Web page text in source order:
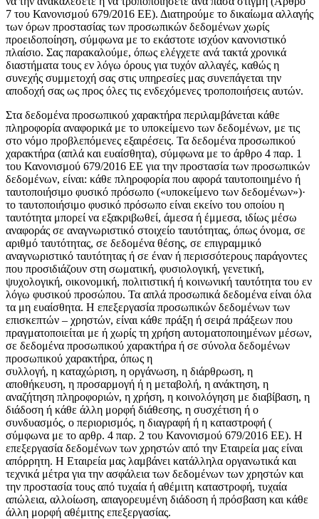
7 του Κανονισμού 679/2016 ΕΕ). Διατηρούμε το δικαίωμα αλλαγής
των όρων προστασίας των προσωπικών δεδομένων χωρίς
προειδοποίηση, σύμφωνα με το εκάστοτε ισχύον κανονιστικό
πλαίσιο. Σας παρακαλούμε, όπως ελέγχετε ανά τακτά χρονικά
διαστήματα τους εν λόγω όρους για τυχόν αλλαγές, καθώς η
συνεχής συμμετοχή σας στις υπηρεσίες μας συνεπάγεται την
αποδοχή σας ως προς όλες τις ενδεχόμενες τροποποιήσεις αυτών.
Στα δεδομένα προσωπικού χαρακτήρα περιλαμβάνεται κάθε
πληροφορία αναφορικά με το υποκείμενο των δεδομένων, με τις
στο νόμο προβλεπόμενες εξαιρέσεις. Τα δεδομένα προσωπικού
χαρακτήρα (απλά και ευαίσθητα), σύμφωνα με το άρθρο 4 παρ. 1
του Κανονισμού 679/2016 ΕΕ για την προστασία των προσωπικών
δεδομένων, είναι: κάθε πληροφορία που αφορά ταυτοποιημένο ή
ταυτοποιήσιμο φυσικό πρόσωπο («υποκείμενο των δεδομένων»)·
το ταυτοποιήσιμο φυσικό πρόσωπο είναι εκείνο του οποίου η
ταυτότητα μπορεί να εξακριβωθεί, άμεσα ή έμμεσα, ιδίως μέσω
αναφοράς σε αναγνωριστικό στοιχείο ταυτότητας, όπως όνομα, σε
αριθμό ταυτότητας, σε δεδομένα θέσης, σε επιγραμμικό
αναγνωριστικό ταυτότητας ή σε έναν ή περισσότερους παράγοντες
που προσιδιάζουν στη σωματική, φυσιολογική, γενετική,
ψυχολογική, οικονομική, πολιτιστική ή κοινωνική ταυτότητα του εν
λόγω φυσικού προσώπου. Τα απλά προσωπικά δεδομένα είναι όλα
τα μη ευαίσθητα. Η επεξεργασία προσωπικών δεδομένων των
επισκεπτών – χρηστών, είναι κάθε πράξη ή σειρά πράξεων που
πραγματοποιείται με ή χωρίς τη χρήση αυτοματοποιημένων μέσων,
σε δεδομένα προσωπικού χαρακτήρα ή σε σύνολα δεδομένων
προσωπικού χαρακτήρα, όπως η
συλλογή, η καταχώριση, η οργάνωση, η διάρθρωση, η
αποθήκευση, η προσαρμογή ή η μεταβολή, η ανάκτηση, η
αναζήτηση πληροφοριών, η χρήση, η κοινολόγηση με διαβίβαση, η
διάδοση ή κάθε άλλη μορφή διάθεσης, η συσχέτιση ή ο
συνδυασμός, ο περιορισμός, η διαγραφή ή η καταστροφή (
σύμφωνα με το αρθρ. 4 παρ. 2 του Κανονισμού 679/2016 ΕΕ). Η
επεξεργασία δεδομένων των χρηστών από την Εταιρεία μας είναι
απόρρητη. Η Εταιρεία μας λαμβάνει κατάλληλα οργανωτικά και
τεχνικά μέτρα για την ασφάλεια των δεδομένων των χρηστών και
την προστασία τους από τυχαία ή αθέμιτη καταστροφή, τυχαία
απώλεια, αλλοίωση, απαγορευμένη διάδοση ή πρόσβαση και κάθε
άλλη μορφή αθέμιτης επεξεργασίας.